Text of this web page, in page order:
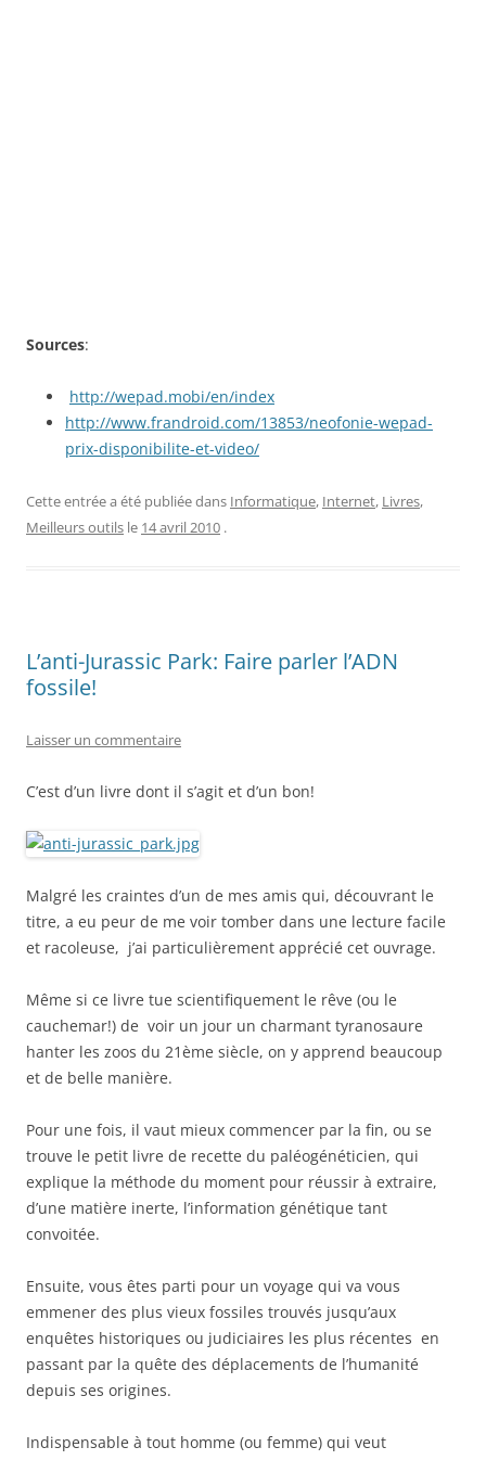
Sources:
http://wepad.mobi/en/index
http://www.frandroid.com/13853/neofonie-wepad-
prix-disponibilite-et-video/
Cette entrée a été publiée dans Informatique, Internet, Livres,
Meilleurs outils le 14 avril 2010 .
L’anti-Jurassic Park: Faire parler l’ADN
fossile!
Laisser un commentaire
C’est d’un livre dont il s’agit et d’un bon!
Malgré les craintes d’un de mes amis qui, découvrant le
titre, a eu peur de me voir tomber dans une lecture facile
et racoleuse, j’ai particulièrement apprécié cet ouvrage.
Même si ce livre tue scientifiquement le rêve (ou le
cauchemar!) de voir un jour un charmant tyranosaure
hanter les zoos du 21ème siècle, on y apprend beaucoup
et de belle manière.
Pour une fois, il vaut mieux commencer par la fin, ou se
trouve le petit livre de recette du paléogénéticien, qui
explique la méthode du moment pour réussir à extraire,
d’une matière inerte, l’information génétique tant
convoitée.
Ensuite, vous êtes parti pour un voyage qui va vous
emmener des plus vieux fossiles trouvés jusqu’aux
enquêtes historiques ou judiciaires les plus récentes en
passant par la quête des déplacements de l’humanité
depuis ses origines.
Indispensable à tout homme (ou femme) qui veut